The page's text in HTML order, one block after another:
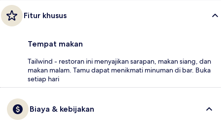
Fitur khusus
Tempat makan
Tailwind - restoran ini menyajikan sarapan, makan siang, dan
makan malam. Tamu dapat menikmati minuman di bar. Buka
setiap hari
Biaya & kebijakan